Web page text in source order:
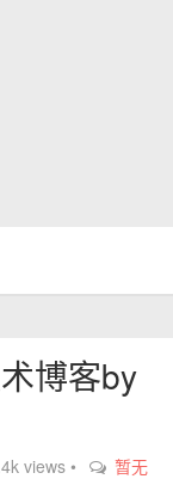
博客by
views •
暂无